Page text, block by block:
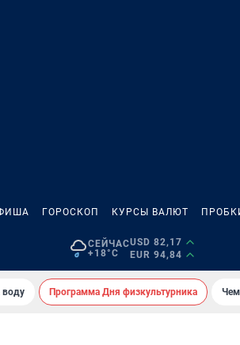
ГОРОСКОП КУРСЫ ВАЛЮТ
СЕЙЧАС
+18°C
USD 82,17
EUR 94,84
воду Программа Дня физкультурника